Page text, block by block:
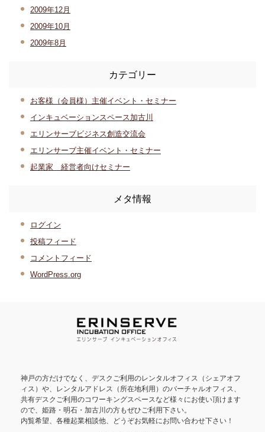
2009年12月
2009年10月
2009年8月
カテゴリー
お客様（会員様）主催イベント・セミナー
インキュベーションスペース加古川
エリンサーブビジネス創造交流会
エリンサーブ主催イベント・セミナー
起業家 経営者向けセミナー
メタ情報
ログイン
投稿フィード
コメントフィード
WordPress.org
神戸の方だけでなく、デスクご利用のレンタルオフィス（シェアオフ
ィス）や、レンタルアドレス（所在地利用）のバーチャルオフィス、
共有デスクご利用のコワーキングスペースなど様々にお使い頂けます
ので、姫路・明石・加古川の方もぜひご利用下さい。
内覧希望、各種起業相談他、どうぞお気軽にお問い合わせ下さい！